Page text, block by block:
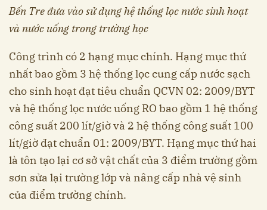
Bến Tre đưa vào sử dụng hệ thống lọc nước sinh hoạt
và nước uống trong trường học
Công trình có 2 hạng mục chính. Hạng mục thứ
nhất bao gồm 3 hệ thống lọc cung cấp nước sạch
cho sinh hoạt đạt tiêu chuẩn QCVN 02: 2009/BYT
và hệ thống lọc nước uống RO bao gồm 1 hệ thống
công suất 200 lít/giờ và 2 hệ thống công suất 100
lít/giờ đạt chuẩn 01: 2009/BYT. Hạng mục thứ hai
là tôn tạo lại cơ sở vật chất của 3 điểm trường gồm
sơn sửa lại trường lớp và nâng cấp nhà vệ sinh
của điểm trường chính.